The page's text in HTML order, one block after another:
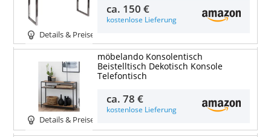
Details & Preise
ca. 150 €
kostenlose Lieferung
Details & Preise
möbelando Konsolentisch
Beistelltisch Dekotisch Konsole
Telefontisch
ca.78 €
kostenlose Lieferung